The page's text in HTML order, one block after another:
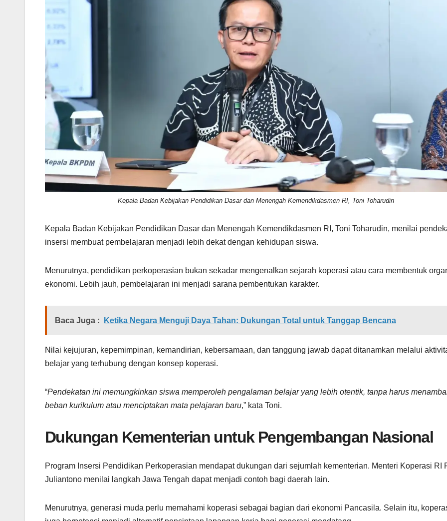
Kepala Badan Kebijakan Pendidikan Dasar dan Menengah Kemendikdasmen RI, Toni Toharudin
Kepala Badan Kebijakan Pendidikan Dasar dan Menengah Kemendikdasmen RI, Toni Toharudin, menilai
insersi membuat pembelajaran menjadi lebih dekat dengan kehidupan siswa.
Menurutnya, pendidikan perkoperasian bukan sekadar mengenalkan sejarah koperasi atau cara membentuk
ekonomi. Lebih jauh, pembelajaran ini menjadi sarana pembentukan karakter.
Baca Juga : Ketika Negara Menguji Daya Tahan: Dukungan Total untuk Tanggap Bencana
Nilai kejujuran, kepemimpinan, kemandirian, kebersamaan, dan tanggung jawab dapat ditanamkan melalui
belajar yang terhubung dengan konsep koperasi.
“Pendekatan ini memungkinkan siswa memperoleh pengalaman belajar yang lebih otentik, tanpa harus
beban kurikulum atau menciptakan mata pelajaran baru,” kata Toni.
Dukungan Kementerian untuk Pengembangan Nasional
Program Insersi Pendidikan Perkoperasian mendapat dukungan dari sejumlah kementerian. Menteri Koperasi RI
Juliantono menilai langkah Jawa Tengah dapat menjadi contoh bagi daerah lain.
Menurutnya, generasi muda perlu memahami koperasi sebagai bagian dari ekonomi Pancasila. Selain itu,